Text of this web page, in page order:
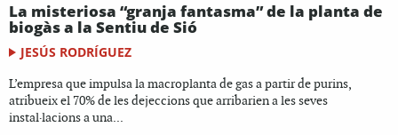
La misteriosa “granja fantasma” de la planta de
biogàs a la Sentiu de Sió
JESÚS RODRÍGUEZ
L’empresa que impulsa la macroplanta de gas a partir de purins,
atribueix el 70% de les dejeccions que arribarien a les seves
instal·lacions a una...